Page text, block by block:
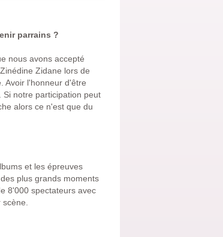
parrains ?
nous avons accepté
Zidane lors de
Avoir l'honneur d'être
notre participation peut
alors ce n'est que du
et les épreuves
plus grands moments
8'000 spectateurs avec